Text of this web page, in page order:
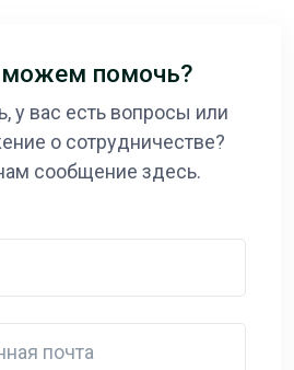
помочь?
у вас есть вопросы или
о сотрудничестве?
сообщение здесь.